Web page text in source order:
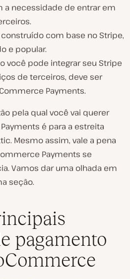
a necessidade de entrar em
com base no Stripe,
e popular.
você pode integrar seu Stripe
de terceiros, deve ser
Payments.
pela qual você vai querer
é para a estreita
Mesmo assim, vale a pena
Payments se
Vamos dar uma olhada em
seção.
pagamento